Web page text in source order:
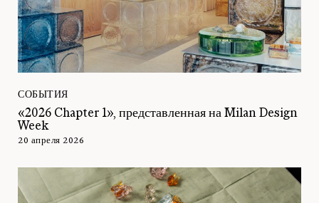
СОБЫТИЯ
«2026 Chapter 1», представленная на Milan Design
Week
20 апреля 2026